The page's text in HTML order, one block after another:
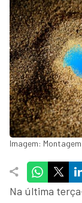
Imagem:
Na última